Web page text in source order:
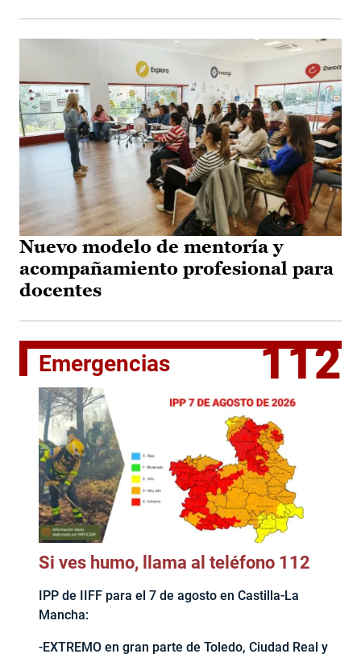
Nuevo modelo de mentoría y
acompañamiento profesional para
docentes
Emergencias 112
Si ves humo, llama al teléfono 112
IPP de IIFF para el 7 de agosto en Castilla-La
Mancha:
-EXTREMO en gran parte de Toledo, Ciudad Real y